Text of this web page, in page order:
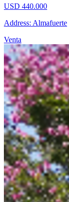
USD 440.000
Address: Almafuerte
Venta